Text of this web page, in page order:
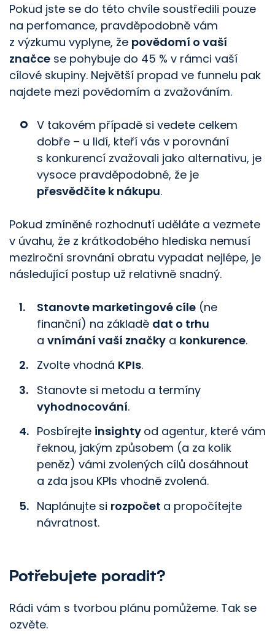
Pokud jste se do této chvíle soustředili pouze
na perfomance, pravděpodobně vám
z výzkumu vyplyne, že povědomí o vaší
značce se pohybuje do 45 % v rámci vaší
cílové skupiny. Největší propad ve funnelu pak
najdete mezi povědomím a zvažováním.
V takovém případě si vedete celkem
dobře – u lidí, kteří vás v porovnání
s konkurencí zvažovali jako alternativu, je
vysoce pravděpodobné, že je
přesvědčíte k nákupu.
Pokud zmíněné rozhodnutí uděláte a vezmete
v úvahu, že z krátkodobého hlediska nemusí
meziroční srovnání obratu vypadat nejlépe, je
následující postup už relativně snadný.
Stanovte marketingové cíle (ne
finanční) na základě dat o trhu
a vnímání vaší značky a konkurence.
Zvolte vhodná KPIs.
Stanovte si metodu a termíny
vyhodnocování.
Posbírejte insighty od agentur, které vám
řeknou, jakým způsobem (a za kolik
peněz) vámi zvolených cílů dosáhnout
a zda jsou KPIs vhodně zvolená.
Naplánujte si rozpočet a propočítejte
návratnost.
Potřebujete poradit?
Rádi vám s tvorbou plánu pomůžeme. Tak se
ozvěte.